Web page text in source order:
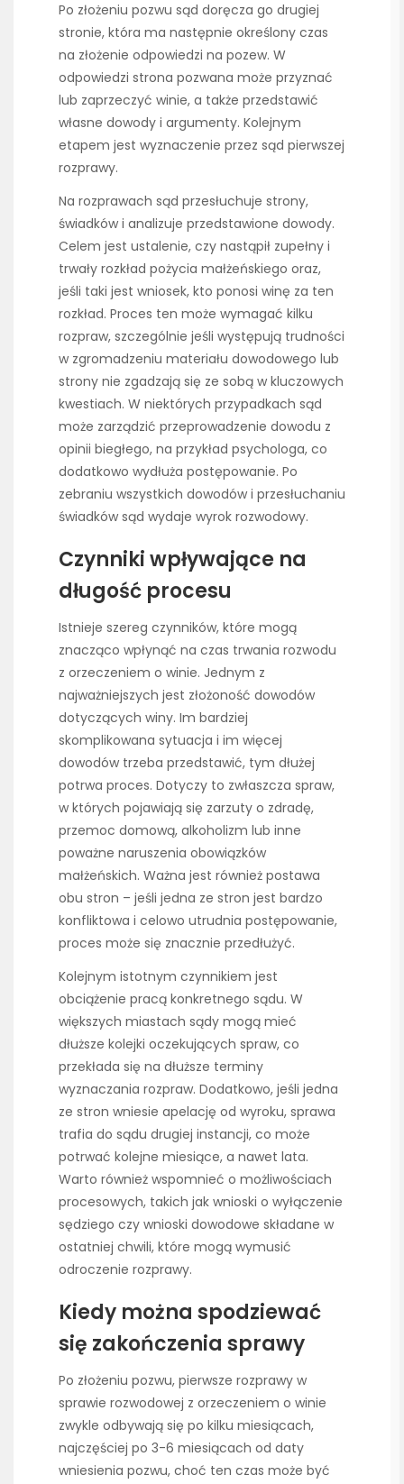
Po złożeniu pozwu sąd doręcza go drugiej
stronie, która ma następnie określony czas
na złożenie odpowiedzi na pozew. W
odpowiedzi strona pozwana może przyznać
lub zaprzeczyć winie, a także przedstawić
własne dowody i argumenty. Kolejnym
etapem jest wyznaczenie przez sąd pierwszej
rozprawy.
Na rozprawach sąd przesłuchuje strony,
świadków i analizuje przedstawione dowody.
Celem jest ustalenie, czy nastąpił zupełny i
trwały rozkład pożycia małżeńskiego oraz,
jeśli taki jest wniosek, kto ponosi winę za ten
rozkład. Proces ten może wymagać kilku
rozpraw, szczególnie jeśli występują trudności
w zgromadzeniu materiału dowodowego lub
strony nie zgadzają się ze sobą w kluczowych
kwestiach. W niektórych przypadkach sąd
może zarządzić przeprowadzenie dowodu z
opinii biegłego, na przykład psychologa, co
dodatkowo wydłuża postępowanie. Po
zebraniu wszystkich dowodów i przesłuchaniu
świadków sąd wydaje wyrok rozwodowy.
Czynniki wpływające na
długość procesu
Istnieje szereg czynników, które mogą
znacząco wpłynąć na czas trwania rozwodu
z orzeczeniem o winie. Jednym z
najważniejszych jest złożoność dowodów
dotyczących winy. Im bardziej
skomplikowana sytuacja i im więcej
dowodów trzeba przedstawić, tym dłużej
potrwa proces. Dotyczy to zwłaszcza spraw,
w których pojawiają się zarzuty o zdradę,
przemoc domową, alkoholizm lub inne
poważne naruszenia obowiązków
małżeńskich. Ważna jest również postawa
obu stron – jeśli jedna ze stron jest bardzo
konfliktowa i celowo utrudnia postępowanie,
proces może się znacznie przedłużyć.
Kolejnym istotnym czynnikiem jest
obciążenie pracą konkretnego sądu. W
większych miastach sądy mogą mieć
dłuższe kolejki oczekujących spraw, co
przekłada się na dłuższe terminy
wyznaczania rozpraw. Dodatkowo, jeśli jedna
ze stron wniesie apelację od wyroku, sprawa
trafia do sądu drugiej instancji, co może
potrwać kolejne miesiące, a nawet lata.
Warto również wspomnieć o możliwościach
procesowych, takich jak wnioski o wyłączenie
sędziego czy wnioski dowodowe składane w
ostatniej chwili, które mogą wymusić
odroczenie rozprawy.
Kiedy można spodziewać
się zakończenia sprawy
Po złożeniu pozwu, pierwsze rozprawy w
sprawie rozwodowej z orzeczeniem o winie
zwykle odbywają się po kilku miesiącach,
najczęściej po 3-6 miesiącach od daty
wniesienia pozwu, choć ten czas może być